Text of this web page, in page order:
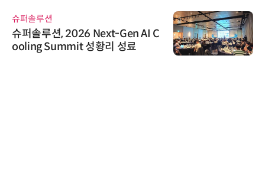
슈퍼솔루션
슈퍼솔루션, 2026 Next-Gen AI C
ooling Summit 성황리 성료